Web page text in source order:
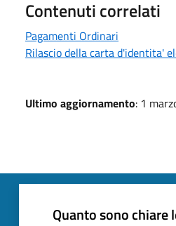
Contenuti correlati
Pagamenti Ordinari
Rilascio della carta d'identita'
Ultimo aggiornamento: 1
Quanto sono